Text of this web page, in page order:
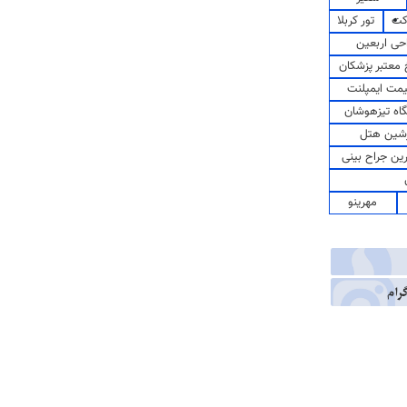
تور کربلا
اربعین
پزشکان
ایمپلنت
تیزهوشان
هتل
جراح بینی
مهرینو